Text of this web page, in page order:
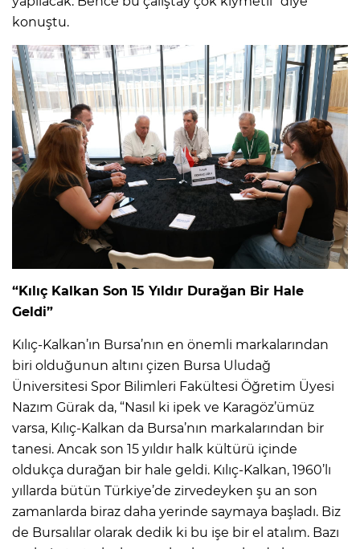
konuştu.
“Kılıç Kalkan Son 15 Yıldır Durağan Bir Hale
Geldi”
Kılıç-Kalkan’ın Bursa’nın en önemli markalarından
biri olduğunun altını çizen Bursa Uludağ
Üniversitesi Spor Bilimleri Fakültesi Öğretim Üyesi
Nazım Gürak da, “Nasıl ki ipek ve Karagöz’ümüz
varsa, Kılıç-Kalkan da Bursa’nın markalarından bir
tanesi. Ancak son 15 yıldır halk kültürü içinde
oldukça durağan bir hale geldi. Kılıç-Kalkan, 1960’lı
yıllarda bütün Türkiye’de zirvedeyken şu an son
zamanlarda biraz daha yerinde saymaya başladı. Biz
de Bursalılar olarak dedik ki bu işe bir el atalım. Bazı